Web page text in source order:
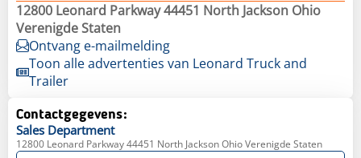
12800 Leonard Parkway 44451 North Jackson Ohio
Verenigde Staten
Ontvang e-mailmelding
Toon alle advertenties van Leonard Truck and
Trailer
Contactgegevens:
Sales Department
12800 Leonard Parkway 44451 North Jackson Ohio Verenigde Staten